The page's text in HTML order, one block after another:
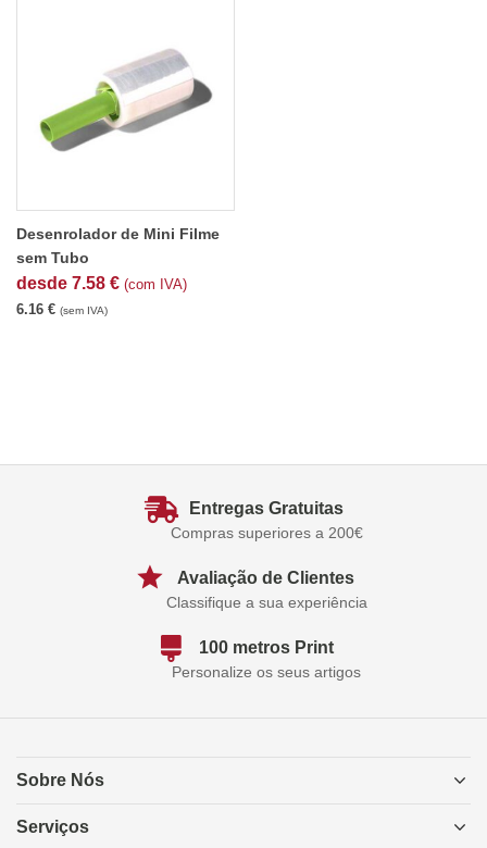
Desenrolador de Mini Filme
sem Tubo
desde 7.58 € (com IVA)
6.16 € (sem IVA)
Entregas Gratuitas
Compras superiores a 200€
Avaliação de Clientes
Classifique a sua experiência
100 metros Print
Personalize os seus artigos
Sobre Nós
Serviços